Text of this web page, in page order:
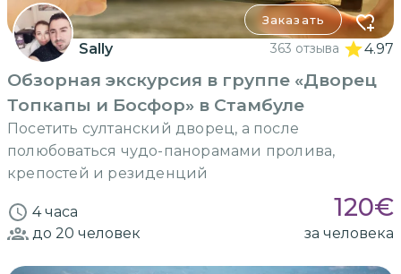
Заказать
Sally 363 отзыва 4.97
Обзорная экскурсия в группе «Дворец
Топкапы и Босфор» в Стамбуле
Посетить султанский дворец, а после
полюбоваться чудо-панорамами пролива,
крепостей и резиденций
4 часа 120€
до 20 человек за человека